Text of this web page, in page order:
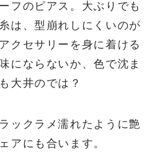
フのピアス。大ぶりでも
は、型崩れしにくいのが
クセサリーを身に着ける
にならないか、色で沈ま
大井のでは？
ックラメ濡れたように艶
アにも合います。